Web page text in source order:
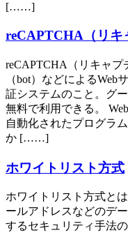
[……]
reCAPTCHA（リキ
reCAPTCHA（リキャプ
（bot）などによる
証システムのこと。グ
無料で利用できる。
自動化されたプログラ
か [……]
ホワイトリスト方式
ホワイトリスト方式と
ールアドレスなどのデ
するセキュリティ手法